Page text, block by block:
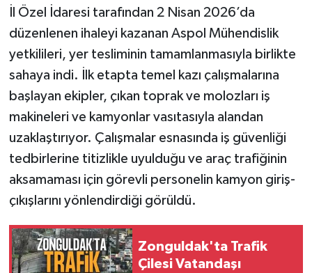
İl Özel İdaresi tarafından 2 Nisan 2026’da
düzenlenen ihaleyi kazanan Aspol Mühendislik
yetkilileri, yer tesliminin tamamlanmasıyla birlikte
sahaya indi. İlk etapta temel kazı çalışmalarına
başlayan ekipler, çıkan toprak ve molozları iş
makineleri ve kamyonlar vasıtasıyla alandan
uzaklaştırıyor. Çalışmalar esnasında iş güvenliği
tedbirlerine titizlikle uyulduğu ve araç trafiğinin
aksamaması için görevli personelin kamyon giriş-
çıkışlarını yönlendirdiği görüldü.
Zonguldak'ta Trafik
Çilesi Vatandaşı